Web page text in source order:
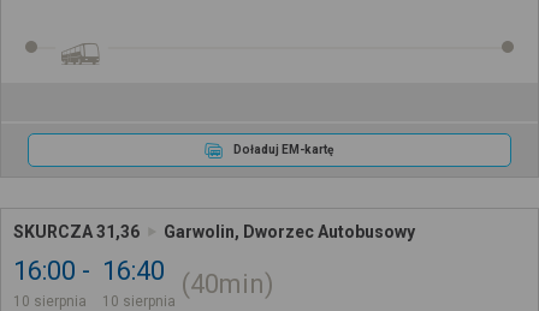
Doładuj EM-kartę
SKURCZA 31,36 Garwolin, Dworzec Autobusowy
16:00
10 sierpnia
16:40
10 sierpnia
40min